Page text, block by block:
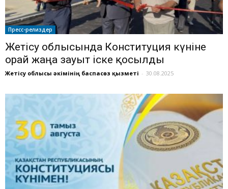
Пресс-релиздер
Жетісу облысында Конституция күніне
орай жаңа зауыт іске қосылды
Жетісу облысы әкімінің баспасөз қызметі - 30.08.2025